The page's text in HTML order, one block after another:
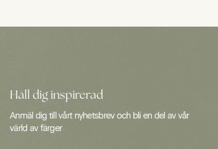
Håll dig inspirerad
Anmäl dig till vårt nyhetsbrev och bli en del av vår
värld av färger